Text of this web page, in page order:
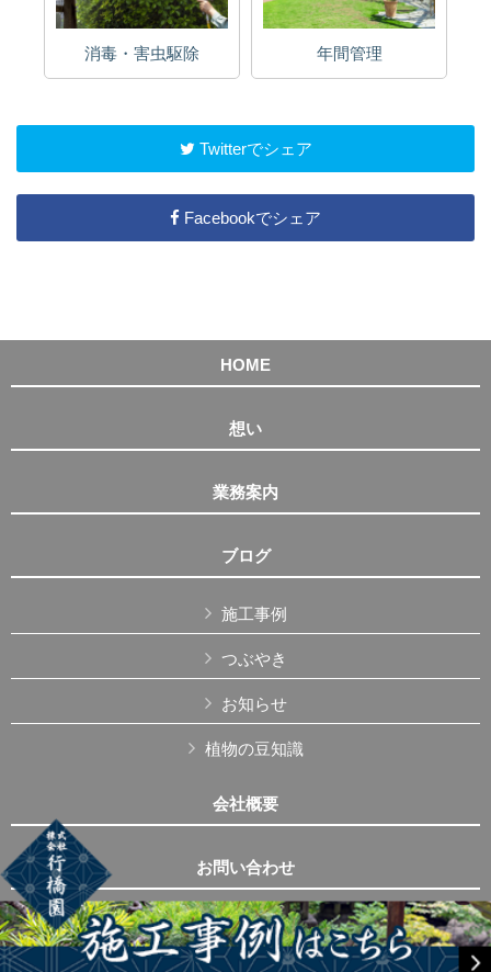
消毒・害虫駆除 年間管理
Twitterでシェア
Facebookでシェア
HOME
想い
業務案内
ブログ
施工事例
つぶやき
お知らせ
植物の豆知識
会社概要
お問い合わせ
Copyright © 株式会社行橋園 All Rights Reserved.